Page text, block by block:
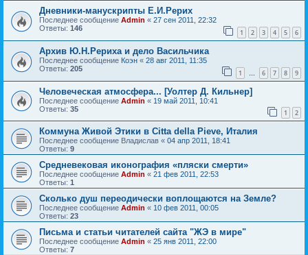
Дневники-манускрипты Е.И.Рерих
Последнее сообщение Admin « 27 сен 2011, 22:32
Ответы: 146 1 2 3 4 5 6
Архив Ю.Н.Рериха и дело Васильчика
Последнее сообщение Коэн « 28 авг 2011, 11:35
Ответы: 205 1 … 6 7 8 9
Человеческая атмосфера... [Уолтер Д. Кильнер]
Последнее сообщение Admin « 19 май 2011, 10:41
Ответы: 35 1 2
Коммуна Живой Этики в Citta della Pieve, Италия
Последнее сообщение Владислав « 04 апр 2011, 18:41
Ответы: 9
Средневековая иконография «пляски смерти»
Последнее сообщение Admin « 21 фев 2011, 22:53
Ответы: 1
Сколько душ переодически воплощаются на Земле?
Последнее сообщение Admin « 10 фев 2011, 00:05
Ответы: 23
Письма и статьи читателей сайта "ЖЭ в мире"
Последнее сообщение Admin « 25 янв 2011, 22:00
Ответы: 7